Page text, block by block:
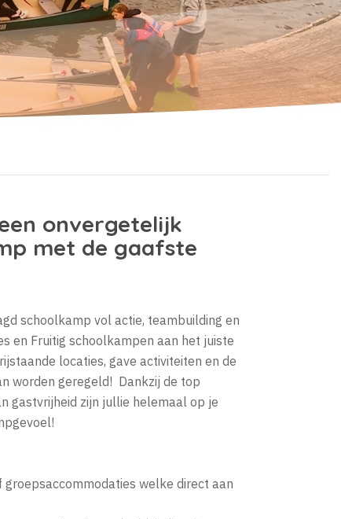
onvergetelijk
met de gaafste
schoolkamp vol actie, teambuilding en
en Fruitig schoolkampen aan het juiste
locaties, gave activiteiten en de
worden geregeld! Dankzij de top
gastvrijheid zijn jullie helemaal op je
groepsaccommodaties welke direct aan